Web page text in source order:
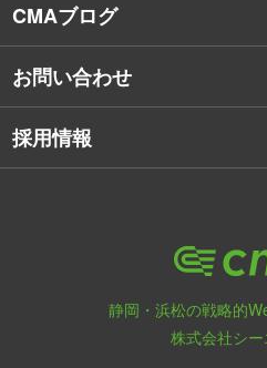
CMAブログ
お問い合わせ
採用情報
静岡・浜松の戦略的
株式会社シ